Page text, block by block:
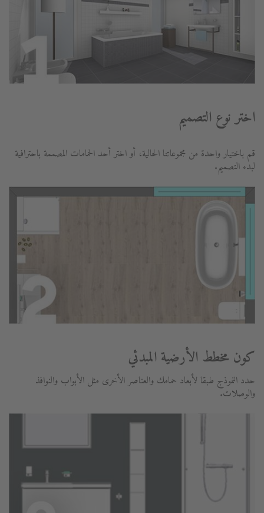
اختر نوع التصميم
قم باختيار واحدة من مجموعاتنا الحالية، أو اختر أحد الحمامات المصممة باحترافية
لبدء التصميم.
كون مخطط الأرضية المبدئي
حدد النموذج طبقا لأبعاد حمامك والعناصر الأخرى مثل الأبواب والنوافذ
والوصلات.